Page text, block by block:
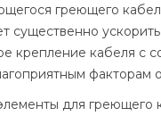
греющего
крепление кабеля с
для греющего